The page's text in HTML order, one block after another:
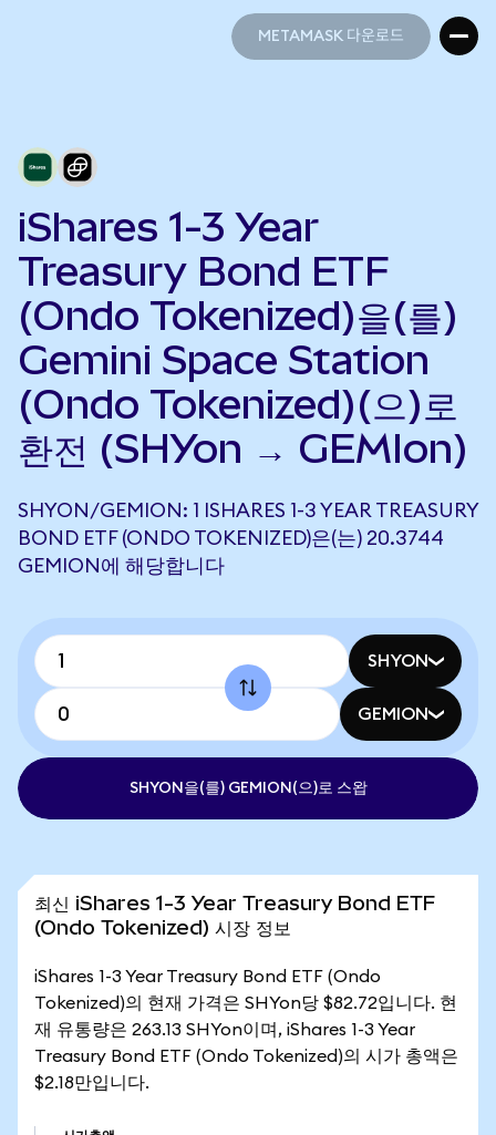
METAMASK 다운로드
iShares 1-3 Year
Treasury Bond ETF
(Ondo Tokenized)을(를)
Gemini Space Station
(Ondo Tokenized)(으)로
환전 (SHYon → GEMIon)
SHYON/GEMION: 1 ISHARES 1-3 YEAR TREASURY
BOND ETF (ONDO TOKENIZED)은(는) 20.3744
GEMION에 해당합니다
SHYON
GEMION
SHYON을(를) GEMION(으)로 스왑
최신 iShares 1-3 Year Treasury Bond ETF
(Ondo Tokenized) 시장 정보
iShares 1-3 Year Treasury Bond ETF (Ondo
Tokenized)의 현재 가격은 SHYon당 $82.72입니다. 현
재 유통량은 263.13 SHYon이며, iShares 1-3 Year
Treasury Bond ETF (Ondo Tokenized)의 시가 총액은
$2.18만입니다.